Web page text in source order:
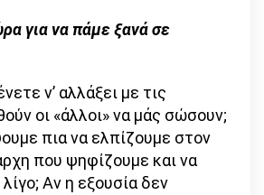
για να πάμε ξανά σε
ν’ αλλάξει με τις
οι «άλλοι» να μάς σώσουν;
πια να ελπίζουμε στον
που ψηφίζουμε και να
Αν η εξουσία δεν